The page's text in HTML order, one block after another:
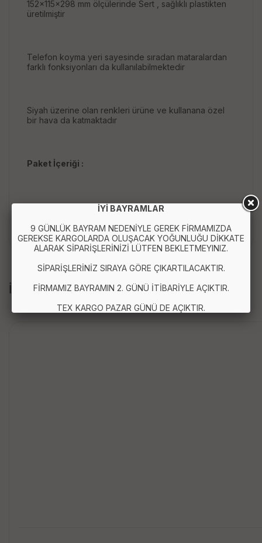
152x115x298 mm ölçülerinde Sert , sağlıklı plastikten
üretilmiştir
Telefon koyma yeri sayesinde sıradan mataralardan
farklı fonksiyonları da kullanılabilmektedir
Siyah üzerine olan renkleri ürüne ve kullanana özel
bir hava da katmaktadır
Paket İçeriği :
1 Adet Şeffaf Matara - 2000 ml - 67,6 oz -
İLGİLİ ÜRÜNLER
İYİ BAYRAMLAR
9 GÜNLÜK BAYRAM NEDENİYLE GEREK FİRMAMIZDA
GEREKSE KARGOLARDA OLUŞACAK YOĞUNLUĞU DİKKATE
ALARAK SİPARİŞLERİNİZİ LÜTFEN BEKLETMEYINIZ.
SİPARİŞLERİNİZ SIRAYA GÖRE ÇIKARTILACAKTIR.
FİRMAMIZ BAYRAMIN 2. GÜNÜ İTİBARİYLE AÇIKTIR.
TEX KARGO PAZAR GÜNÜ DE AÇIKTIR.